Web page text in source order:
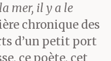
de nulle
natifs du
il a
mer, il y a le
chronique des
d’un petit port
ce poète, cet